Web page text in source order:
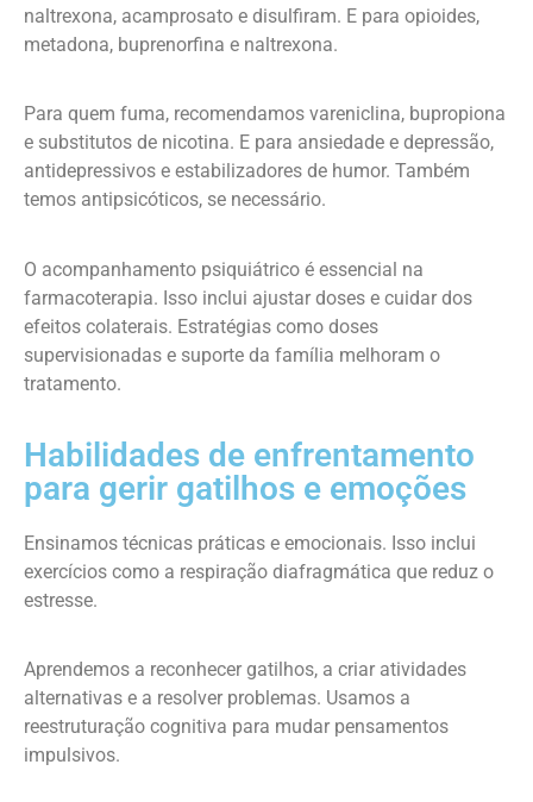
naltrexona, acamprosato e disulfiram. E para opioides,
metadona, buprenorfina e naltrexona.
Para quem fuma, recomendamos vareniclina, bupropiona
e substitutos de nicotina. E para ansiedade e depressão,
antidepressivos e estabilizadores de humor. Também
temos antipsicóticos, se necessário.
O acompanhamento psiquiátrico é essencial na
farmacoterapia. Isso inclui ajustar doses e cuidar dos
efeitos colaterais. Estratégias como doses
supervisionadas e suporte da família melhoram o
tratamento.
Habilidades de enfrentamento
para gerir gatilhos e emoções
Ensinamos técnicas práticas e emocionais. Isso inclui
exercícios como a respiração diafragmática que reduz o
estresse.
Aprendemos a reconhecer gatilhos, a criar atividades
alternativas e a resolver problemas. Usamos a
reestruturação cognitiva para mudar pensamentos
impulsivos.